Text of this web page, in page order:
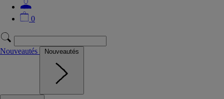
0
Nouveautés Nouveautés